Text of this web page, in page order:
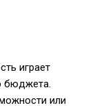
играет
бюджета.
или